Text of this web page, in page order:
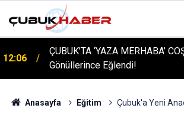
12:06
ÇUBUK’TA ‘YAZA MERHABA’
Gönüllerince Eğlendi!
Anasayfa Eğitim Çubuk'a Yeni